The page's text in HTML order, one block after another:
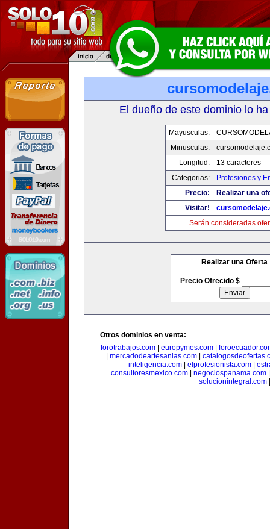
El dueño de este dominio lo
Mayusculas:
Minusculas:
Longitud:
13 caracteres
Categorias:
Profesiones y
Precio:
Realizar una
Visitar!
Serán consideradas
Realizar una Oferta
Precio Ofrecido $
Otros dominios en venta:
forotrabajos.com| europymes.com|
mercadodeartesanias.com
inteligencia.com| elprofesionista.com|
consultoresmexico.com| negociospanama.com
solucionintegral.com|